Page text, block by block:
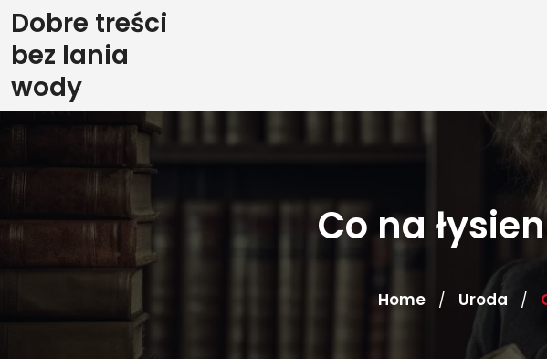
Skip
to
content
Dobre treści
bez lania
wody
Co na
Home / Uroda /